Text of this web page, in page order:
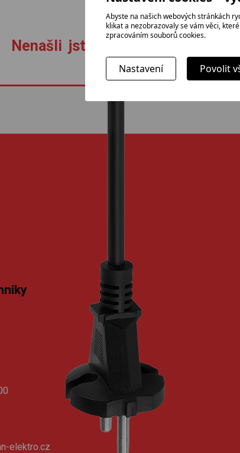
Nenašli jste zboží, které jinde
elektro.cz
Abyste na našich webových stránkách
klikat a nezobrazovaly se vám věci,
zpracováním souborů cookies.
Nastavení Povolit